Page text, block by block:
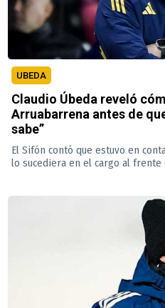
UBEDA
Claudio Úbeda reveló
Arruabarrena antes de
sabe”
El Sifón contó que estuvo en
lo sucediera en el cargo al frente